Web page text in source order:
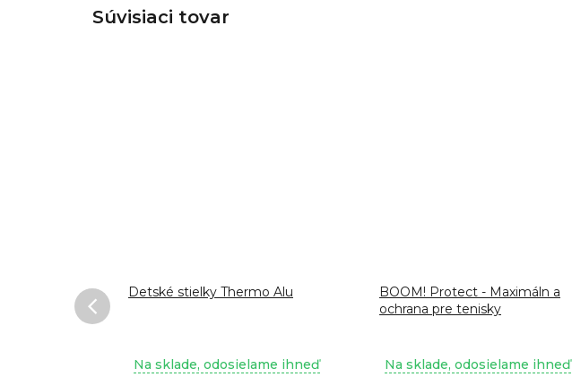
Súvisiaci tovar
Detské stielky Thermo Alu
Na sklade, odosielame ihneď
BOOM! Protect - Maximáln a
ochrana pre tenisky
Na sklade, odosielame ihneď